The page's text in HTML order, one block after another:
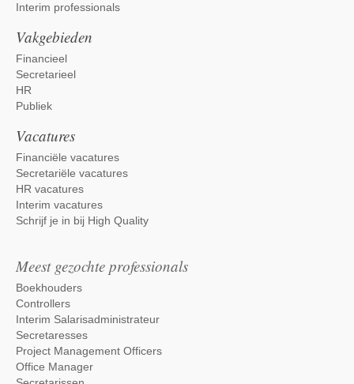
Interim professionals
Vakgebieden
Financieel
Secretarieel
HR
Publiek
Vacatures
Financiële vacatures
Secretariële vacatures
HR vacatures
Interim vacatures
Schrijf je in bij High Quality
Meest gezochte professionals
Boekhouders
Controllers
Interim Salarisadministrateur
Secretaresses
Project Management Officers
Office Manager